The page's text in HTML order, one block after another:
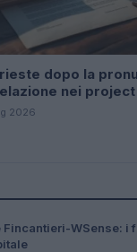
dopo la
nei
2026
WSense: i